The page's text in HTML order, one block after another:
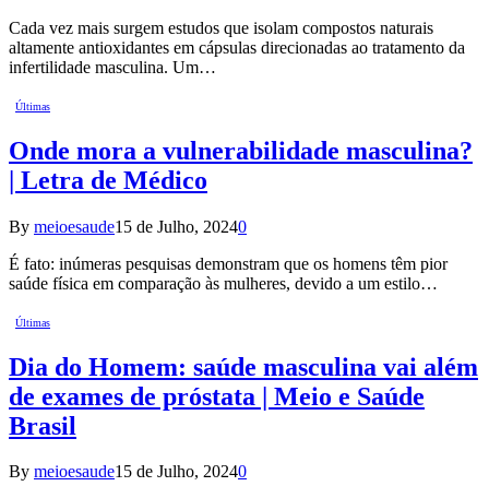
Cada vez mais surgem estudos que isolam compostos naturais
altamente antioxidantes em cápsulas direcionadas ao tratamento da
infertilidade masculina. Um…
Últimas
Onde mora a vulnerabilidade masculina?
| Letra de Médico
By meioesaude15 de Julho, 20240
É fato: inúmeras pesquisas demonstram que os homens têm pior
saúde física em comparação às mulheres, devido a um estilo…
Últimas
Dia do Homem: saúde masculina vai além
de exames de próstata | Meio e Saúde
Brasil
By meioesaude15 de Julho, 20240